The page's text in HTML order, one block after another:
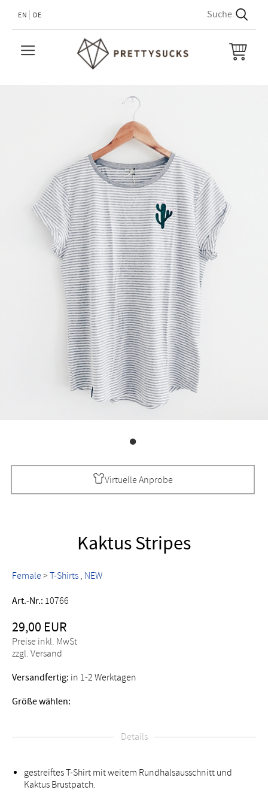
EN DE
Virtuelle Anprobe
Kaktus Stripes
Female> T-Shirts NEW
Art.-Nr.: 10766
29,00 EUR
Preise inkl. MwSt
zzgl. Versand
Versandfertig: in 1-2 Werktagen
Größe wählen:
Details
gestreiftes T-Shirt mit weitem Rundhalsausschnitt und
Kaktus Brustpatch.